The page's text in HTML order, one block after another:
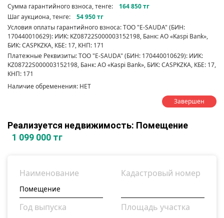
Сумма гарантийного взноса, тенге:
164 850 тг
Шаг аукциона, тенге:
54 950 тг
Условия оплаты гарантийного взноса: ТОО "E-SAUDA" (БИН:
170440010629): ИИК: KZ08722S000003152198, Банк: АО «Kaspi Bank»,
БИК: CASPKZKA, КБЕ: 17, КНП: 171
Платежные Реквизиты: ТОО "E-SAUDA" (БИН: 170440010629): ИИК:
KZ08722S000003152198, Банк: АО «Kaspi Bank», БИК: CASPKZKA, КБЕ: 17,
КНП: 171
Наличие обременения: НЕТ
Завершен
Реализуется недвижимость: Помещение
1 099 000 тг
Наименование Кадастровый номер
Год выпуска Площадь участка